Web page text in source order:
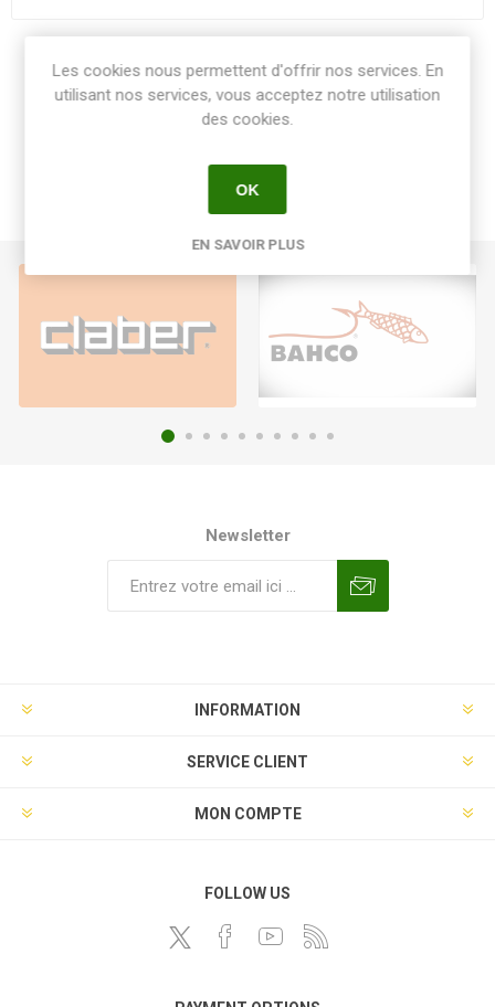
Share:
Newsletter
INFORMATION
SERVICE CLIENT
MON COMPTE
FOLLOW US
Les cookies nous permettent d'offrir nos services. En
utilisant nos services, vous acceptez notre utilisation
des cookies.
OK
EN SAVOIR PLUS